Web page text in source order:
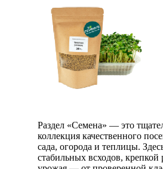
Раздел «Семена» — это
коллекция качественного
сада, огорода и теплицы.
стабильных всходов, крепкой